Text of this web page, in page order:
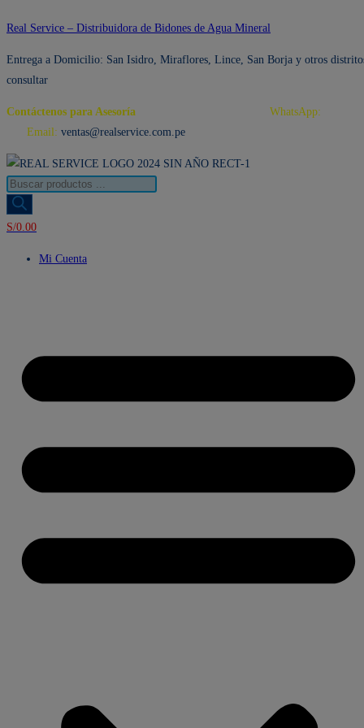
Ir
contenido
Real Service – Distribuidora de Bidones de Agua Mineral
Entrega a Domicilio: San Isidro, Miraflores, Lince, San Borja y otros
consultar
Contáctenos para Asesoría WhatsApp:
Email: ventas@realservice.com.pe
Búsqueda
de
productos
S/0.00
Mi Cuenta